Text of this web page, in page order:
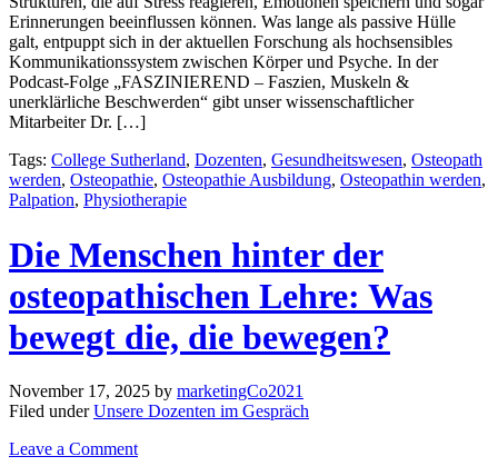
Erinnerungen beeinflussen können. Was lange als passive Hülle
galt, entpuppt sich in der aktuellen Forschung als hochsensibles
Kommunikationssystem zwischen Körper und Psyche. In der
Podcast-Folge „FASZINIEREND – Faszien, Muskeln &
unerklärliche Beschwerden“ gibt unser wissenschaftlicher
Mitarbeiter Dr. […]
Tags: College Sutherland, Dozenten, Gesundheitswesen, Osteopath
werden, Osteopathie, Osteopathie Ausbildung, Osteopathin werden,
Palpation, Physiotherapie
Die Menschen hinter der
osteopathischen Lehre: Was
bewegt die, die bewegen?
November 17, 2025 by marketingCo2021
Filed underUnsere Dozenten im Gespräch
Leave a Comment